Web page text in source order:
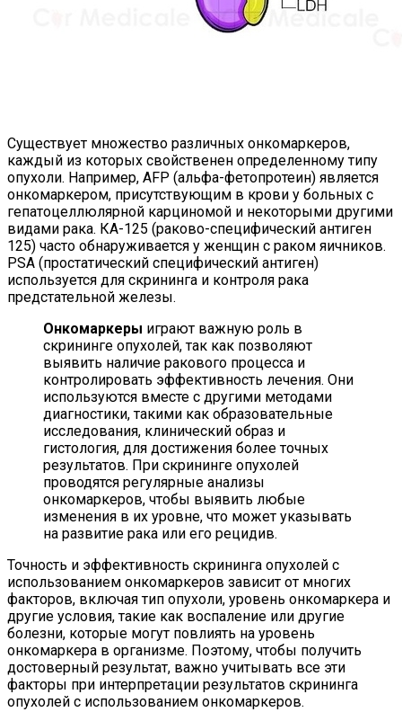
Существует множество различных онкомаркеров,
каждый из которых свойственен определенному типу
опухоли. Например, AFP (альфа-фетопротеин) является
онкомаркером, присутствующим в крови у больных с
гепатоцеллюлярной карциномой и некоторыми другими
видами рака. КА-125 (раково-специфический антиген
125) часто обнаруживается у женщин с раком яичников.
PSA (простатический специфический антиген)
используется для скрининга и контроля рака
предстательной железы.
Онкомаркеры играют важную роль в
скрининге опухолей, так как позволяют
выявить наличие ракового процесса и
контролировать эффективность лечения. Они
используются вместе с другими методами
диагностики, такими как образовательные
исследования, клинический образ и
гистология, для достижения более точных
результатов. При скрининге опухолей
проводятся регулярные анализы
онкомаркеров, чтобы выявить любые
изменения в их уровне, что может указывать
на развитие рака или его рецидив.
Точность и эффективность скрининга опухолей с
использованием онкомаркеров зависит от многих
факторов, включая тип опухоли, уровень онкомаркера и
другие условия, такие как воспаление или другие
болезни, которые могут повлиять на уровень
онкомаркера в организме. Поэтому, чтобы получить
достоверный результат, важно учитывать все эти
факторы при интерпретации результатов скрининга
опухолей с использованием онкомаркеров.